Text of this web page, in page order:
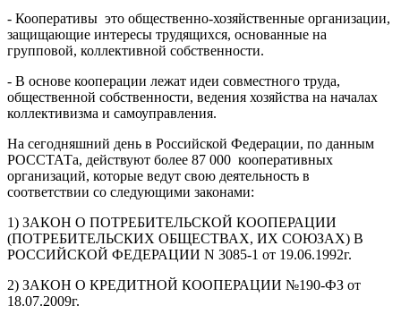
- Кооперативы это общественно-хозяйственные организации,
защищающие интересы трудящихся, основанные на
групповой, коллективной собственности.
- В основе кооперации лежат идеи совместного труда,
общественной собственности, ведения хозяйства на началах
коллективизма и самоуправления.
На сегодняшний день в Российской Федерации, по данным
РОССТАТа, действуют более 87 000 кооперативных
организаций, которые ведут свою деятельность в
соответствии со следующими законами:
1) ЗАКОН О ПОТРЕБИТЕЛЬСКОЙ КООПЕРАЦИИ
(ПОТРЕБИТЕЛЬСКИХ ОБЩЕСТВАХ, ИХ СОЮЗАХ) В
РОССИЙСКОЙ ФЕДЕРАЦИИ N 3085-1 от 19.06.1992г.
2) ЗАКОН О КРЕДИТНОЙ КООПЕРАЦИИ №190-ФЗ от
18.07.2009г.